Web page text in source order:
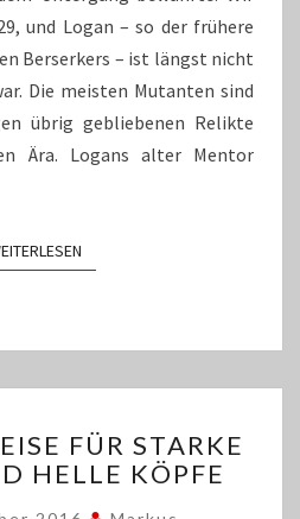
und Logan – so der frühere
Berserkers – ist längst nicht
Die meisten Mutanten sind
übrig gebliebenen Relikte
Ära. Logans alter Mentor
WEITERLESEN
REISE
FÜR
FÜR STARKE
HELLE KÖPFE